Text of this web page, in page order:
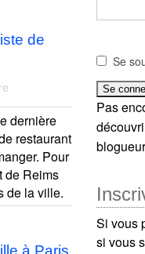
de
dernière
restaurant
Pour
de Reims
de la ville.
à Paris
Se
Pas
Si vous
si vous